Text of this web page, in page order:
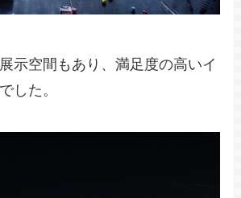
示空間もあり、満足度の高いイ
した。